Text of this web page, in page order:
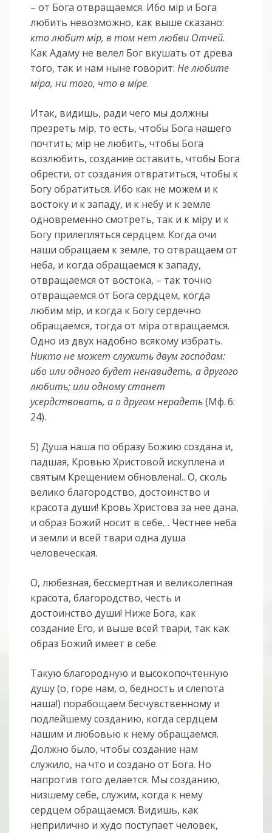
– от Бога отвращаемся. Ибо мiр и Бога
любить невозможно, как выше сказано:
кто любит мiр, в том нет любви Отчей.
Как Адаму не велел Бог вкушать от древа
того, так и нам ныне говорит:Не любите
мiра, ни того, что в мiре.
Итак, видишь, ради чего мы должны
презреть мiр, то есть, чтобы Бога нашего
почтить; мiр не любить, чтобы Бога
возлюбить, создание оставить, чтобы Бога
обрести, от создания отвратиться, чтобы к
Богу обратиться. Ибо как не можем и к
востоку и к западу, и к небу и к земле
одновременно смотреть, так и к мiру и к
Богу прилепляться сердцем. Когда очи
наши обращаем к земле, то отвращаем от
неба, и когда обращаемся к западу,
отвращаемся от востока, – так точно
отвращаемся от Бога сердцем, когда
любим мiр, и когда к Богу сердечно
обращаемся, тогда от мiра отвращаемся.
Одно из двух надобно всякому избрать.
Никто не может служить двум господам:
ибо или одного будет ненавидеть, а другого
любить; или одному станет
усердствовать, а о другом нерадеть(Мф. 6:
24).
5) Душа наша по образу Божию создана и,
падшая, Кровью Христовой искуплена и
святым Крещением обновлена!.. О, сколь
велико благородство, достоинство и
красота души! Кровь Христова за нее дана,
и образ Божий носит в себе… Честнее неба
и земли и всей твари одна душа
человеческая.
О, любезная, бессмертная и великолепная
красота, благородство, честь и
достоинство души! Ниже Бога, как
создание Его, и выше всей твари, так как
образ Божий имеет в себе.
Такую благородную и высокопочтенную
душу (о, горе нам, о, бедность и слепота
наша!) порабощаем бесчувственному и
подлейшему созданию, когда сердцем
нашим и любовью к нему обращаемся.
Должно было, чтобы создание нам
служило, на что и создано от Бога. Но
напротив того делается. Мы созданию,
низшему себе, служим, когда к нему
сердцем обращаемся. Видишь, как
неприлично и худо поступает человек,